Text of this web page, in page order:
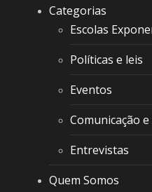
Categorias
Escolas
Políticas e leis
Eventos
Comunicação
Entrevistas
Quem Somos